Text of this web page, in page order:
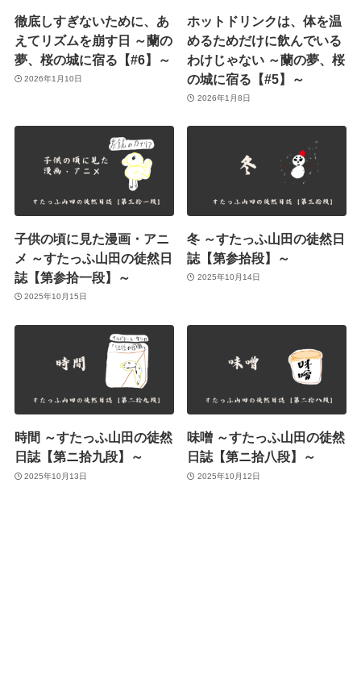
徹底しすぎないために、あ
えてリズムを崩す日 ～蘭の
夢、桜の城に宿る【#6】～
2026年1月10日
ホットドリンクは、体を温
めるためだけに飲んでいる
わけじゃない ～蘭の夢、桜
の城に宿る【#5】～
2026年1月8日
子供の頃に見た漫画・アニ
メ ～すたっふ山田の徒然日
誌【第参拾一段】～
2025年10月15日
冬 ～すたっふ山田の徒然日
誌【第参拾段】～
2025年10月14日
時間 ～すたっふ山田の徒然
日誌【第ニ拾九段】～
2025年10月13日
味噌 ～すたっふ山田の徒然
日誌【第ニ拾八段】～
2025年10月12日